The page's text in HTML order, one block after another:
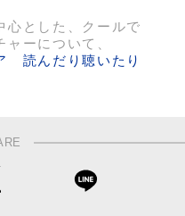
心とした、クールで
ーについて、
読んだり聴いたり